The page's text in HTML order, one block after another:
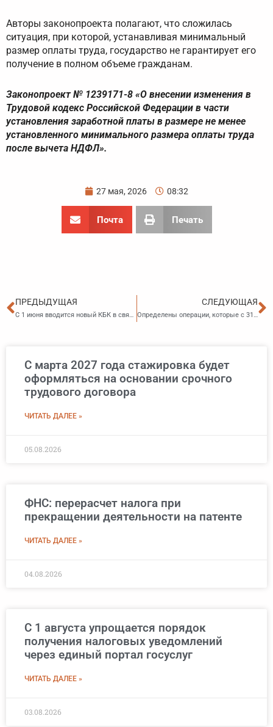
Авторы законопроекта полагают, что сложилась
ситуация, при которой, устанавливая минимальный
размер оплаты труда, государство не гарантирует его
получение в полном объеме гражданам.
Законопроект № 1239171-8 «О внесении изменения в
Трудовой кодекс Российской Федерации в части
установления заработной платы в размере не менее
установленного минимального размера оплаты труда
после вычета НДФЛ».
27 мая, 2026 08:32
Почта Печать
Пред
ПРЕДЫДУЩАЯ
С 1 июня вводится новый КБК в связи с работой СПОТ
СЛЕДУЮЩАЯ
Определены операции, которые с 31 мая подлежат обязательному контролю со стороны лизинговых компаний
С марта 2027 года стажировка будет
оформляться на основании срочного
трудового договора
ЧИТАТЬ ДАЛЕЕ »
05.08.2026
ФНС: перерасчет налога при
прекращении деятельности на патенте
ЧИТАТЬ ДАЛЕЕ »
04.08.2026
С 1 августа упрощается порядок
получения налоговых уведомлений
через единый портал госуслуг
ЧИТАТЬ ДАЛЕЕ »
03.08.2026